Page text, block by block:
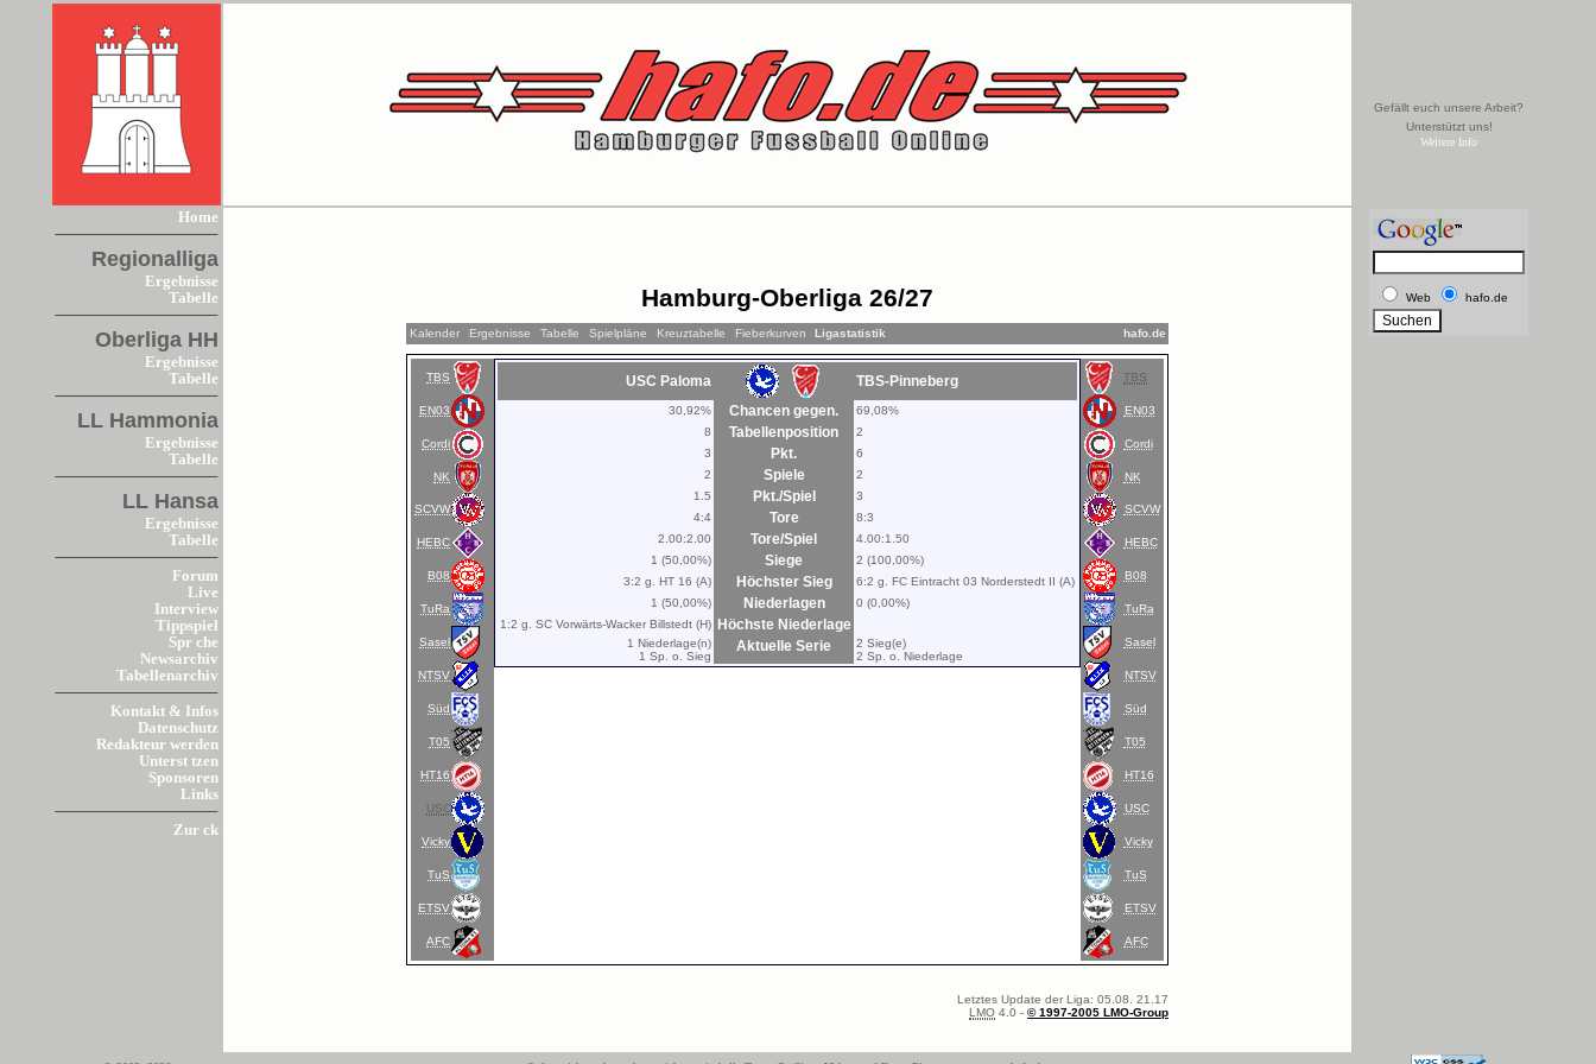
Gefällt euch unsere Arbeit?
Unterstützt uns!
Weitere Info
Home
Regionalliga
Ergebnisse
Tabelle
Oberliga HH
Ergebnisse
Tabelle
LL Hammonia
Ergebnisse
Tabelle
LL Hansa
Ergebnisse
Tabelle
Forum
Live
Interview
Tippspiel
Spr che
Newsarchiv
Tabellenarchiv
Kontakt & Infos
Datenschutz
Redakteur werden
Unterst tzen
Sponsoren
Links
Zur ck
Hamburg-Oberliga 26/27
Kalender Ergebnisse Tabelle Spielpläne Kreuztabelle Fieberkurven Ligastatistik hafo.de
TBS
EN03
Cordi
NK
SCVW
HEBC
B08
TuRa
Sasel
NTSV
Süd
T05
HT16
USC
Vicky
TuS
ETSV
AFC
USC Paloma TBS-Pinneberg
30,92% Chancen gegen.
69,08%
8
Tabellenposition
2
3
Pkt.
6
2
Spiele
2
1.5
Pkt./Spiel
3
4:4
Tore
8:3
2.00:2.00
Tore/Spiel
4.00:1.50
1 (50,00%)
Siege
2 (100,00%)
3:2 g. HT 16 (A)
Höchster Sieg
6:2 g. FC Eintracht 03 Norderstedt II (A)
1 (50,00%)
Niederlagen
0 (0,00%)
1:2 g. SC Vorwärts-Wacker Billstedt (H) Höchste Niederlage
1 Niederlage(n)
1 Sp. o. Sieg
Aktuelle Serie
2 Sieg(e)
2 Sp. o. Niederlage
TBS
EN03
Cordi
NK
SCVW
HEBC
B08
TuRa
Sasel
NTSV
Süd
T05
HT16
USC
Vicky
TuS
ETSV
AFC
Letztes Update der Liga: 05.08. 21.17
LMO 4.0 - © 1997-2005 LMO-Group
Web hafo.de